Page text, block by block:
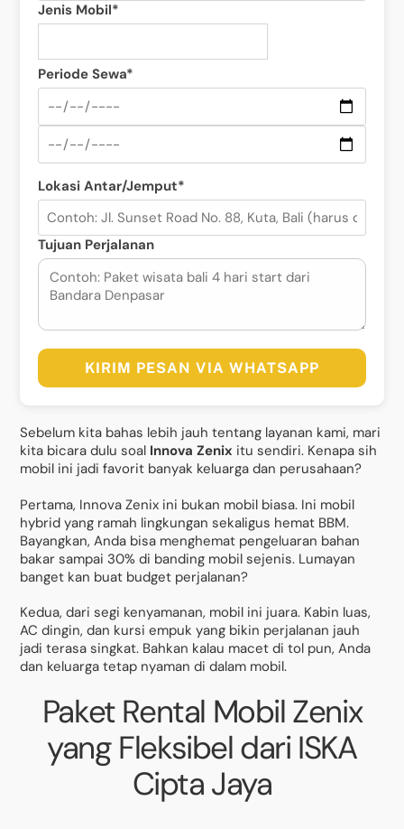
Jenis Mobil*
Periode Sewa*
Lokasi Antar/Jemput*
Tujuan Perjalanan
KIRIM PESAN VIA WHATSAPP
Sebelum kita bahas lebih jauh tentang layanan kami, mari
kita bicara dulu soal Innova Zenix itu sendiri. Kenapa sih
mobil ini jadi favorit banyak keluarga dan perusahaan?
Pertama, Innova Zenix ini bukan mobil biasa. Ini mobil
hybrid yang ramah lingkungan sekaligus hemat BBM.
Bayangkan, Anda bisa menghemat pengeluaran bahan
bakar sampai 30% di banding mobil sejenis. Lumayan
banget kan buat budget perjalanan?
Kedua, dari segi kenyamanan, mobil ini juara. Kabin luas,
AC dingin, dan kursi empuk yang bikin perjalanan jauh
jadi terasa singkat. Bahkan kalau macet di tol pun, Anda
dan keluarga tetap nyaman di dalam mobil.
Paket Rental Mobil Zenix
yang Fleksibel dari ISKA
Cipta Jaya